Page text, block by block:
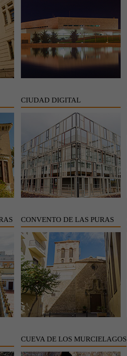
CIUDAD DIGITAL
CONVENTO DE LAS PURAS
CUEVA DE LOS MURCIELAGOS